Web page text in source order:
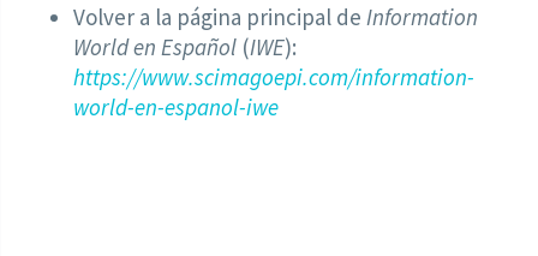
Volver a la página principal de Information
World en Español (IWE):
https://www.scimagoepi.com/information-
world-en-espanol-iwe